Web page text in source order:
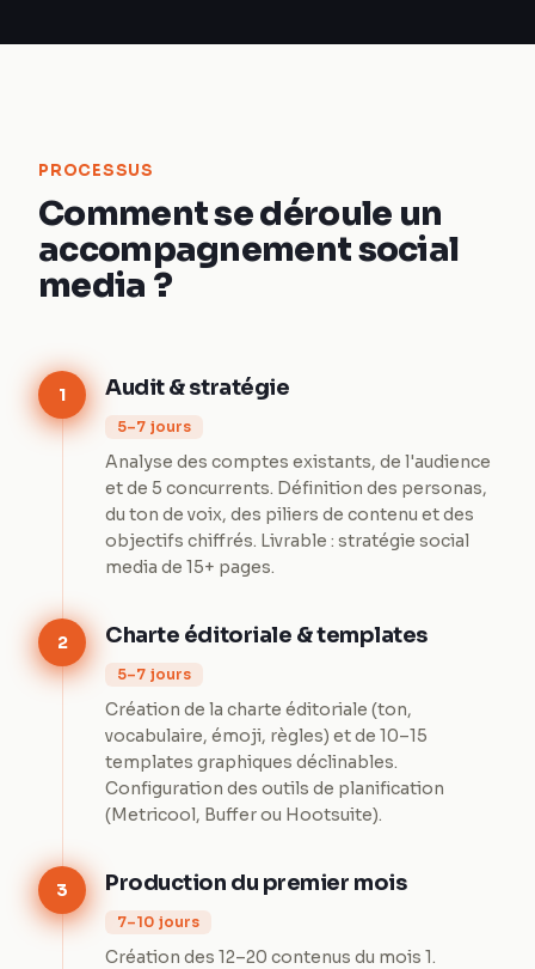
PROCESSUS
Comment se déroule un
accompagnement social
media ?
1 Audit & stratégie
5–7 jours
Analyse des comptes existants, de l'audience
et de 5 concurrents. Définition des personas,
du ton de voix, des piliers de contenu et des
objectifs chiffrés. Livrable : stratégie social
media de 15+ pages.
2 Charte éditoriale & templates
5–7 jours
Création de la charte éditoriale (ton,
vocabulaire, émoji, règles) et de 10–15
templates graphiques déclinables.
Configuration des outils de planification
(Metricool, Buffer ou Hootsuite).
3 Production du premier mois
7–10 jours
Création des 12–20 contenus du mois 1.